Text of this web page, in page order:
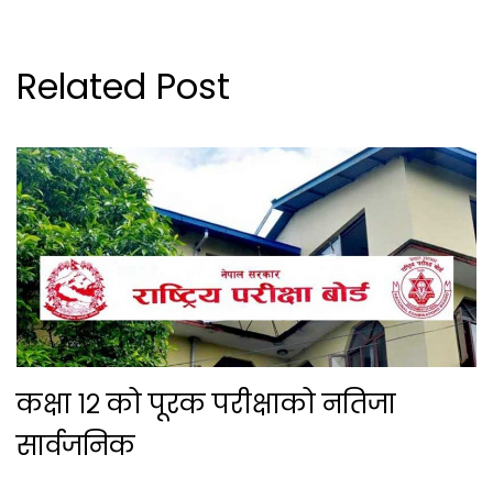
Related Post
कक्षा १२ को पूरक परीक्षाको नतिजा
सार्वजनिक